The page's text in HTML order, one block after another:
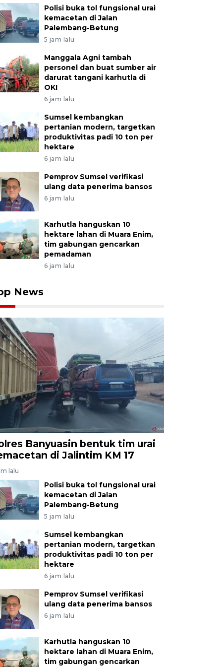
Polisi buka tol fungsional urai
kemacetan di Jalan
Palembang-Betung
5 jam lalu
Manggala Agni tambah
personel dan buat sumber air
darurat tangani karhutla di
OKI
6 jam lalu
Sumsel kembangkan
pertanian modern, targetkan
produktivitas padi 10 ton per
hektare
6 jam lalu
Pemprov Sumsel verifikasi
ulang data penerima bansos
6 jam lalu
Karhutla hanguskan 10
hektare lahan di Muara Enim,
tim gabungan gencarkan
pemadaman
6 jam lalu
News
Banyuasin bentuk tim urai
di Jalintim KM 17
lalu
Polisi buka tol fungsional urai
kemacetan di Jalan
Palembang-Betung
5 jam lalu
Sumsel kembangkan
pertanian modern, targetkan
produktivitas padi 10 ton per
hektare
6 jam lalu
Pemprov Sumsel verifikasi
ulang data penerima bansos
6 jam lalu
Karhutla hanguskan 10
hektare lahan di Muara Enim,
tim gabungan gencarkan